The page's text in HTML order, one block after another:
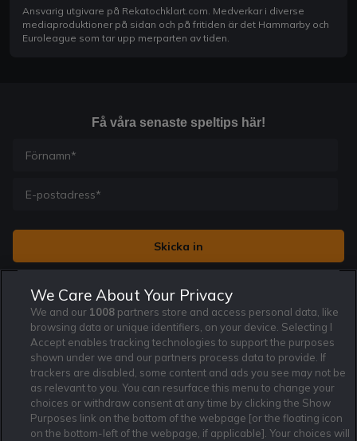
Ansvarig utgivare på Rekatochklart.com. Medverkar i diverse
mediaproduktioner på sidan och på fritiden är det Hammarby och
Euroleague som tar upp merparten av tiden.
Få våra senaste speltips här!
Jag vill få nyhetsbrev från Rekatochklart och jag är 18+. Regler
och villkor gäller. *
Affiliate Modell
Om Rekatochklart
Ansvarsfullt Spelande
F.A.Q
Cookie Policy
Användarvilkor
We Care About Your Privacy
We and our 1008 partners store and access personal data, like
browsing data or unique identifiers, on your device. Selecting I
Accept enables tracking technologies to support the purposes
shown under we and our partners process data to provide. If
trackers are disabled, some content and ads you see may not be
as relevant to you. You can resurface this menu to change your
choices or withdraw consent at any time by clicking the Show
Purposes link on the bottom of the webpage [or the floating icon
on the bottom-left of the webpage, if applicable]. Your choices will